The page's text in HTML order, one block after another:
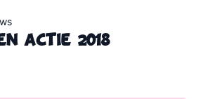
actie 2018